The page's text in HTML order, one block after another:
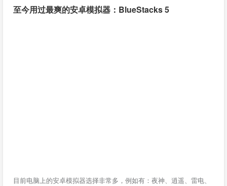
至今用过最爽的安卓模拟器：BlueStacks 5
目前电脑上的安卓模拟器选择非常多，例如有：夜神、逍遥、雷电、